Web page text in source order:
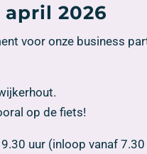
2026
voor onze business
op de fiets!
uur (inloop vanaf 7.30